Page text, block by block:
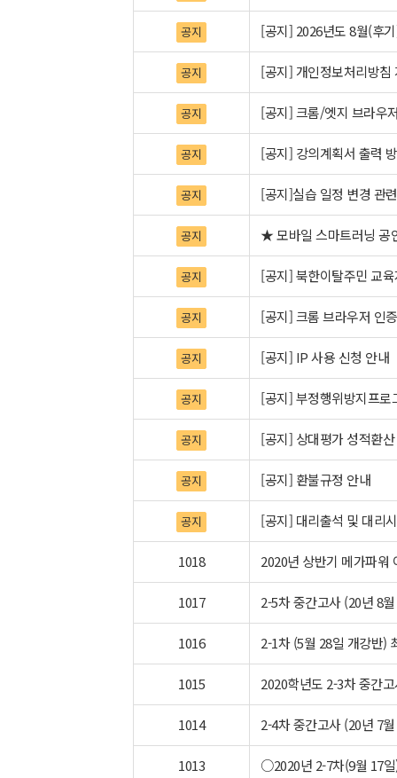
공지 [공지] 2026년도 8월(후
공지 [공지] 개인정보처리방침
공지 [공지] 크롬/엣지 브라우
공지 [공지] 강의계획서 출력
공지 [공지]실습 일정 변경 관
공지 ★ 모바일 스마트러닝 공
공지 [공지] 북한이탈주민 교
공지 [공지] 크롬 브라우저 인
공지 [공지] IP 사용 신청 안내
공지 [공지] 부정행위방지프로
공지 [공지] 상대평가 성적환
공지 [공지] 환불규정 안내
공지 [공지] 대리출석 및 대리
1018 2020년 상반기 메가파워
1017 2-5차 중간고사 (20년 8
1016 2-1차 (5월 28일 개강반)
1015 2020학년도 2-3차 중간
1014 2-4차 중간고사 (20년 7
1013 ○2020년 2-7차(9월 17